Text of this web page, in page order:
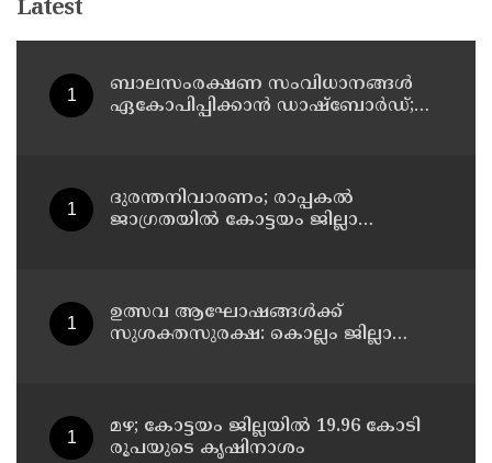
Latest
ബാലസംരക്ഷണ സംവിധാനങ്ങൾ
ഏകോപിപ്പിക്കാൻ ഡാഷ്ബോർഡ്;
ദുരന്തനിവാരണം; രാപ്പകൽ
ജാഗ്രതയിൽ കോട്ടയം ജില്ലാ
ഉത്സവ ആഘോഷങ്ങൾക്ക്
സുശക്തസുരക്ഷ: കൊല്ലം ജില്ലാ
മഴ; കോട്ടയം ജില്ലയിൽ 19.96 കോടി
രൂപയുടെ കൃഷിനാശം